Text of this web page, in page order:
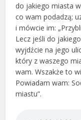
do jakiego miasta
co wam podadzą;
i mówcie im:
Lecz jeśli do
wyjdźcie na jego
który z waszego
wam. Wszakże to
Powiadam wam:
miastu”.